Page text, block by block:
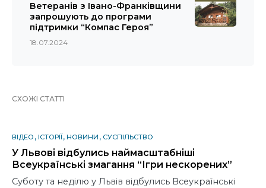
Ветеранів з Івано-Франківщини
запрошують до програми
підтримки “Компас Героя”
18.07.2024
СХОЖІ СТАТТІ
ВІДЕО ІСТОРІЇ НОВИНИ СУСПІЛЬСТВО
У Львові відбулись наймасштабніші
Всеукраїнські змагання “Ігри нескорених”
Суботу та неділю у Львів відбулись Всеукраїнські